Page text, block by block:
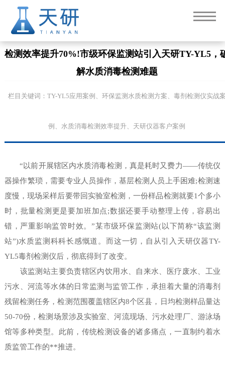
检测效率提升70%!市级环保监测站引入天研TY-YL5，
解水质消毒检测难题
栏目关键词：TY-YL5应用案例、环保监测水质检测方案、毒剂检测仪实战
例、水质消毒检测效率提升、天研仪器客户案例
“以前开展辖区内水质消毒检测，真是耗时又费力——传统仪
器操作繁琐，需要专业人员操作，基层检测人员上手困难;检测速
度慢，现场采样后要带回实验室检测，一份样品检测就要1个多小
时，批量检测更是要加班加点;数据还要手动整理上传，容易出
错，严重影响监管时效。”某市级环保监测站(以下简称“该监测
站”)水质监测科科长感慨道。而这一切，自从引入天研仪器TY-
YL5毒剂检测仪后，彻底得到了改变。
该监测站主要负责辖区内饮用水、自来水、医疗废水、工业
污水、河流等水体的日常监测与监管工作，承担着大量的消毒剂
残留检测任务，检测范围覆盖辖区内8个区县，日均检测样品量达
50-70份，检测场景涉及实验室、河流现场、污水处理厂、游泳场
馆等多种类型。此前，传统检测设备的诸多痛点，一直制约着水
质监管工作的**推进。